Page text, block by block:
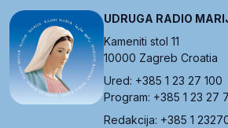
UDRUGA RADIO
Kameniti stol 11
10000 Zagreb Croatia
Ured: +385 1 23 27 100
Program: +385 1 23 27
Redakcija: +385 1